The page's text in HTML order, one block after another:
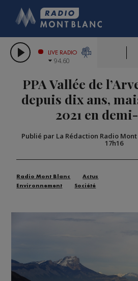
LES CHRONIQUES DE
CITIZEN
GRAND MASSIF
BIGARD
COMPAGNIE DU
LIVE RADIO
94.60
PPA Vallée de
depuis dix ans,
2021 en
Publié par La Rédaction Radio Mont
17h16
Radio Mont Blanc
Actus
Environnement
Société